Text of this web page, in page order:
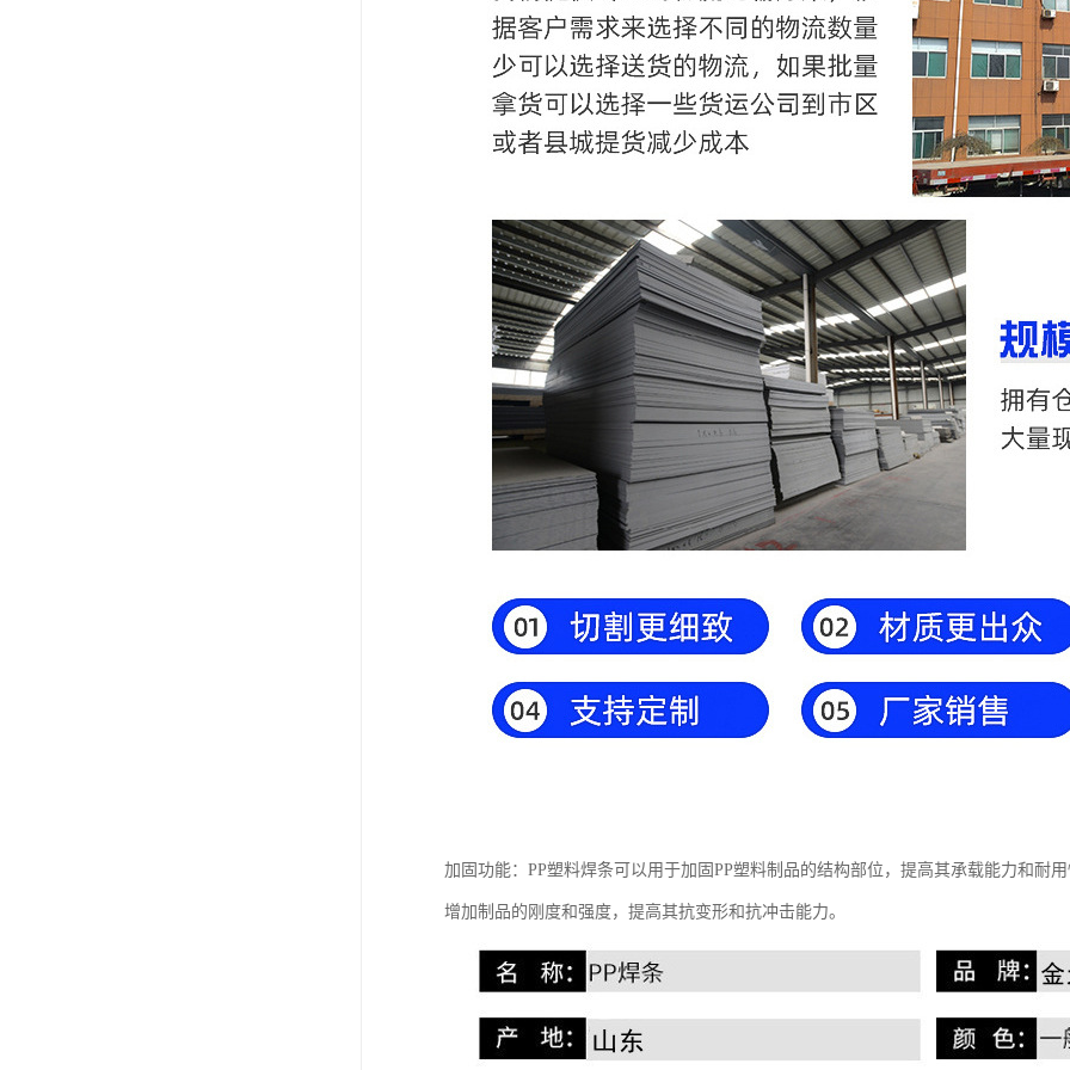
加固功能：PP塑料焊条可以用于加固PP塑料制品的结构部位，提高其承载能力和耐
增加制品的刚度和强度，提高其抗变形和抗冲击能力。